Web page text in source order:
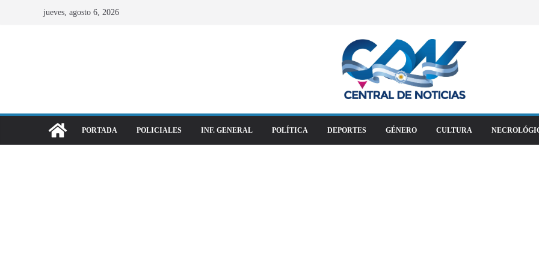
jueves, agosto 6, 2026
PORTADA POLICIALES INF. GENERAL POLÍTICA DEPORTES GÉNERO CULTURA